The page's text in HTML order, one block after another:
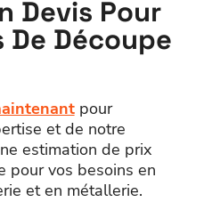
Devis Pour
De Découpe
pour
et de notre
estimation de prix
pour vos besoins en
et en métallerie.